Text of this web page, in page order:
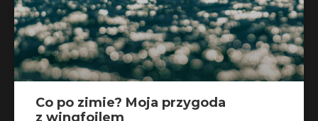
Co po zimie? Moja przygoda
z wingfoilem